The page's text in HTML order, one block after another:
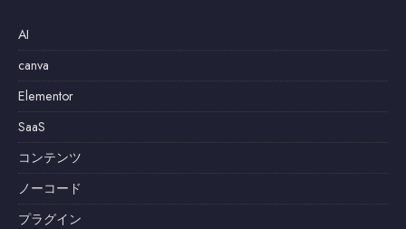
AI
canva
Elementor
SaaS
コンテンツ
ノーコード
プラグイン